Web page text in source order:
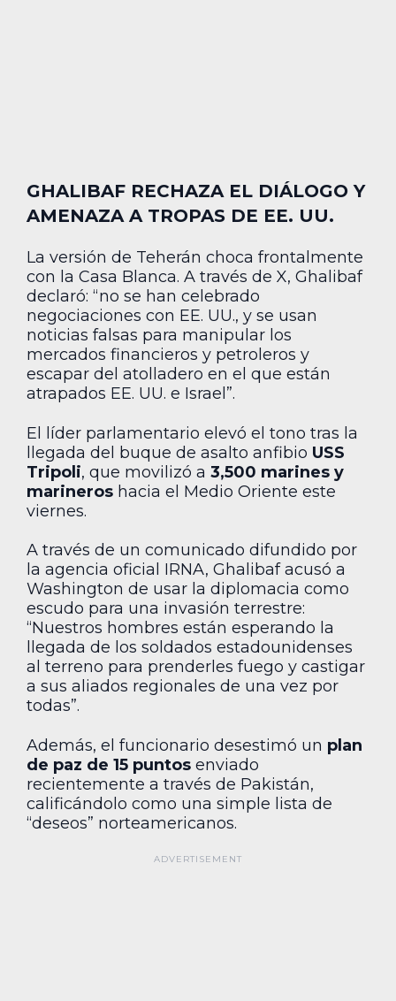
GHALIBAF RECHAZA EL DIÁLOGO Y
AMENAZA A TROPAS DE EE. UU.
La versión de Teherán choca frontalmente
con la Casa Blanca. A través de X, Ghalibaf
declaró: “no se han celebrado
negociaciones con EE. UU., y se usan
noticias falsas para manipular los
mercados financieros y petroleros y
escapar del atolladero en el que están
atrapados EE. UU. e Israel”.
El líder parlamentario elevó el tono tras la
llegada del buque de asalto anfibio USS
Tripoli, que movilizó a 3,500 marines y
marineros hacia el Medio Oriente este
viernes.
A través de un comunicado difundido por
la agencia oficial IRNA, Ghalibaf acusó a
Washington de usar la diplomacia como
escudo para una invasión terrestre:
“Nuestros hombres están esperando la
llegada de los soldados estadounidenses
al terreno para prenderles fuego y castigar
a sus aliados regionales de una vez por
todas”.
Además, el funcionario desestimó un plan
de paz de 15 puntos enviado
recientemente a través de Pakistán,
calificándolo como una simple lista de
“deseos” norteamericanos.